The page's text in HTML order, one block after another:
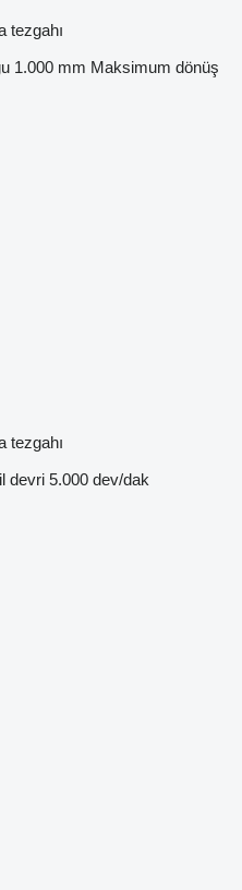
tezgahı
1.000 mm Maksimum dönüş
tezgahı
devri 5.000 dev/dak